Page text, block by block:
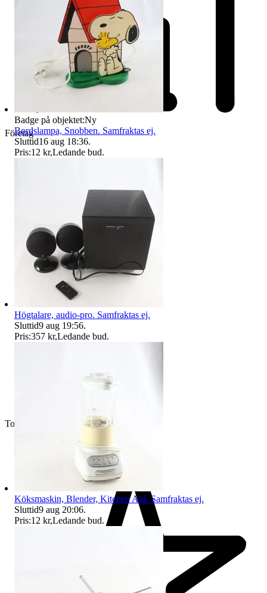
Företag
Toppsäljare
Badge på objektet:Ny
Bordslampa, Snobben. Samfraktas ej.
Sluttid16 aug 18:36.
Pris:12 kr,Ledande bud.
Högtalare, audio-pro. Samfraktas ej.
Sluttid9 aug 19:56.
Pris:357 kr,Ledande bud.
Köksmaskin, Blender, Kitchen Aid. Samfraktas ej.
Sluttid9 aug 20:06.
Pris:12 kr,Ledande bud.